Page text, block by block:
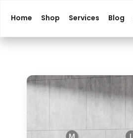
Home Shop Services Blog